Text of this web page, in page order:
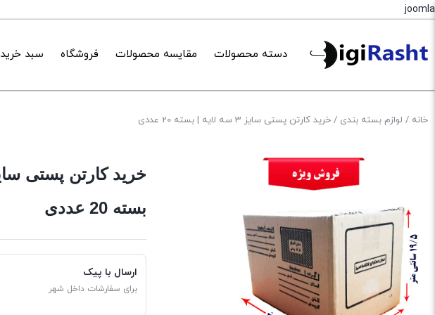
joomla
دسته محصولات مقایسه محصولات فروشگاه سبد خرید
خانه / لوازم بسته بندی / خرید کارتن پستی سایز 3 سه لایه | بسته 20 عددی
بسته 20 عددی
ارسال با پیک
برای سفارشات داخل شهر